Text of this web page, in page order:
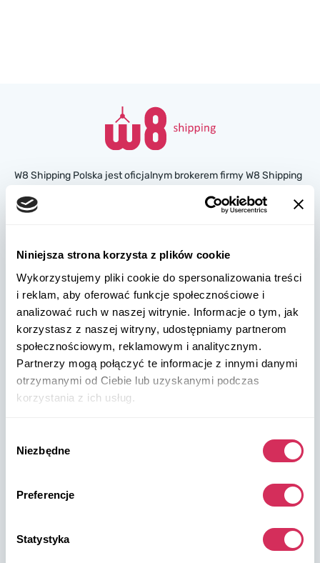
Niniejsza strona korzysta z plików cookie
Wykorzystujemy pliki cookie do spersonalizowania treści
i reklam, aby oferować funkcje społecznościowe i
analizować ruch w naszej witrynie. Informacje o tym, jak
korzystasz z naszej witryny, udostępniamy partnerom
społecznościowym, reklamowym i analitycznym.
Partnerzy mogą połączyć te informacje z innymi danymi
otrzymanymi od Ciebie lub uzyskanymi podczas
korzystania z ich usług.
zgody
Niezbędne
Preferencje
Statystyka
W8 Shipping Polska jest oficjalnym brokerem firmy W8 Shipping
samochodów z USA. Jesteśmy znani i zaufało nam tysiące
zorganizujemy ich dostawę z USA szybko i bezpiecznie!
partners@w8shippingpl.com
+48 572 567 718
W8 Shipping PL Grójecka , 194/2 Warszawa, 02-390
na mapie
Magazyny W8 Shipping USA
USA, Norfolk